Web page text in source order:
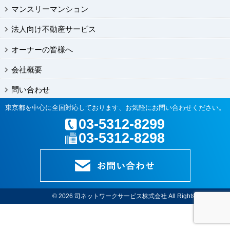
マンスリーマンション
法人向け不動産サービス
オーナーの皆様へ
会社概要
問い合わせ
東京都を中心に全国対応しております、お気軽にお問い合わせください。
03-5312-8299
03-5312-8298
© 2026司ネットワークサービス株式会社 All Rights Reserved.